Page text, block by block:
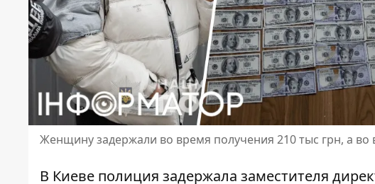
Женщину задержали во время получения 210 тыс грн, а
В Киеве полиция задержала заместителя